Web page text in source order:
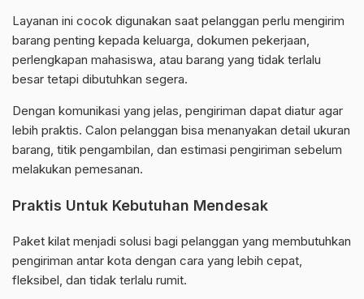
Layanan ini cocok digunakan saat pelanggan perlu mengirim
barang penting kepada keluarga, dokumen pekerjaan,
perlengkapan mahasiswa, atau barang yang tidak terlalu
besar tetapi dibutuhkan segera.
Dengan komunikasi yang jelas, pengiriman dapat diatur agar
lebih praktis. Calon pelanggan bisa menanyakan detail ukuran
barang, titik pengambilan, dan estimasi pengiriman sebelum
melakukan pemesanan.
Praktis Untuk Kebutuhan Mendesak
Paket kilat menjadi solusi bagi pelanggan yang membutuhkan
pengiriman antar kota dengan cara yang lebih cepat,
fleksibel, dan tidak terlalu rumit.